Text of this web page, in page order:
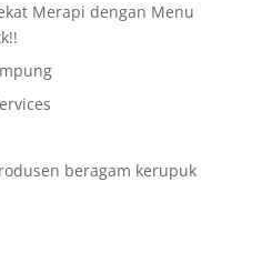
Merapi dengan Menu
beragam kerupuk